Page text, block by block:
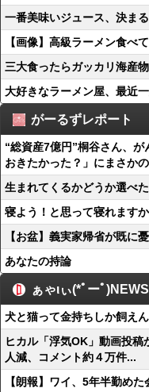
一番美味いジュース、決まる
【画像】高級ラーメン食べ
三大食ったらガッカリ海産
大好きなラーメン屋、最近
がーるずレポート
“総資産7億円”桐谷さん、
おきたかった？」にまさか
生まれてくるかどうか選べ
寝よう！と思って寝れますか
【お盆】義実家帰省が既に
あなたの持論
ぁゃιぃ(*ﾟーﾟ
犬と猫って金持ちしか飼え
ヒカル「浮気OK」動画投
人減、コメント約４万件...
【朗報】ワイ、5年半勤め